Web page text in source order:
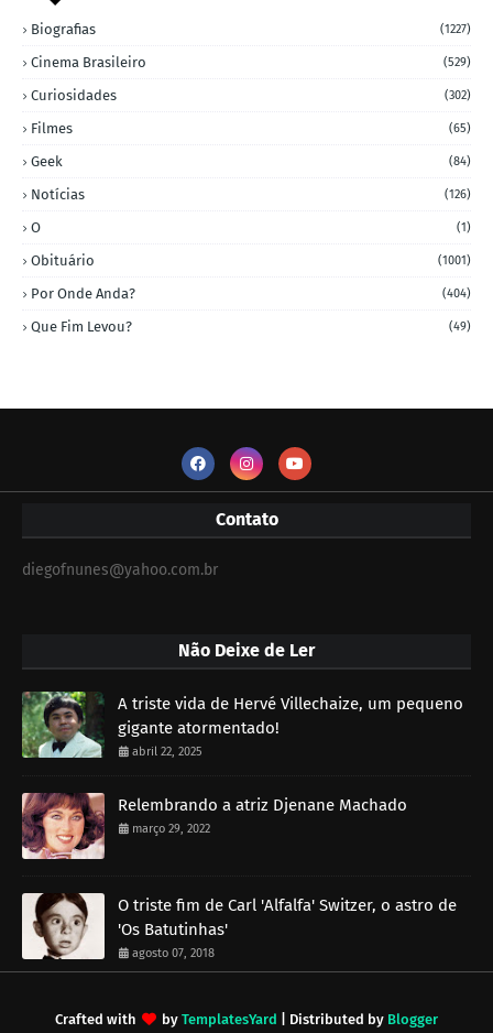
Biografias (1227)
Cinema Brasileiro (529)
Curiosidades (302)
Filmes (65)
Geek (84)
Notícias (126)
O (1)
Obituário (1001)
Por Onde Anda? (404)
Que Fim Levou? (49)
Contato
diegofnunes@yahoo.com.br
Não Deixe de Ler
A triste vida de Hervé Villechaize, um pequeno
gigante atormentado!
abril 22, 2025
Relembrando a atriz Djenane Machado
março 29, 2022
O triste fim de Carl 'Alfalfa' Switzer, o astro de
'Os Batutinhas'
agosto 07, 2018
Crafted with by TemplatesYard | Distributed by Blogger